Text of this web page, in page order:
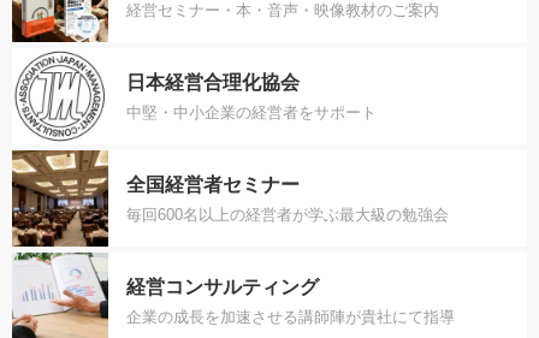
経営セミナー・本・音声・映像教材のご案内
日本経営合理化協会
中堅・中小企業の経営者をサポート
全国経営者セミナー
毎回600名以上の経営者が学ぶ最大級の勉強会
経営コンサルティング
企業の成長を加速させる講師陣が貴社にて指導